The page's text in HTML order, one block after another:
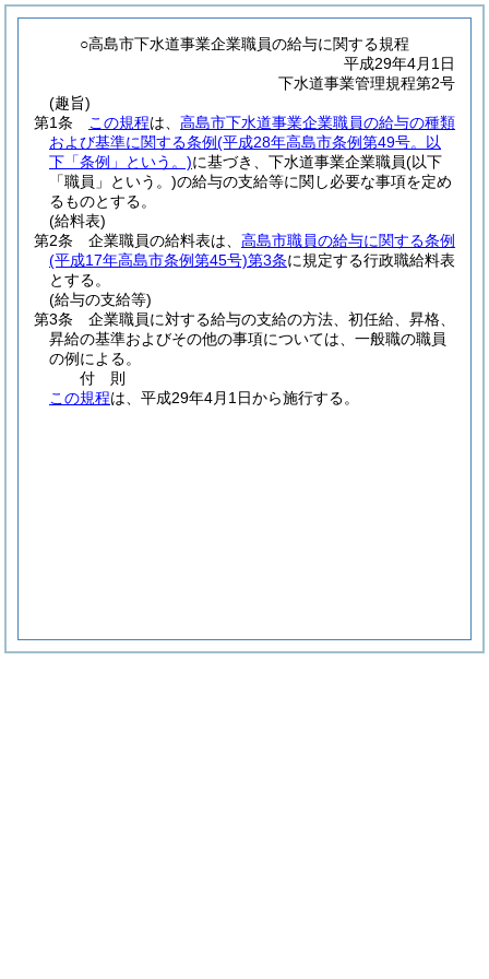
○高島市下水道事業企業職員の給与に関する規程
平成29年4月1日
下水道事業管理規程第2号
(趣旨)
第1条
この規程は、 高島市下水道事業企業職員の給与の種類
および基準に関する条例(平成28年高島市条例第49号。以
下「条例」という。)に基づき、下水道事業企業職員(以下
「職員」という。)の給与の支給等に関し必要な事項を定め
るものとする。
(給料表)
第2条
企業職員の給料表は、 高島市職員の給与に関する条例
(平成17年高島市条例第45号)第3条に規定する行政職給料表
とする。
(給与の支給等)
第3条
企業職員に対する給与の支給の方法、初任給、昇格、
昇給の基準およびその他の事項については、一般職の職員
の例による。
付 則
この規程は、平成29年4月1日から施行する。